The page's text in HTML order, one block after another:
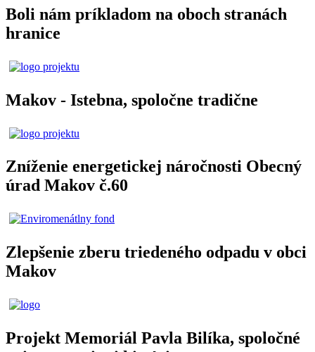
Boli nám príkladom na oboch stranách
hranice
Makov - Istebna, spoločne tradične
Zníženie energetickej náročnosti Obecný
úrad Makov č.60
Zlepšenie zberu triedeného odpadu v obci
Makov
Projekt Memoriál Pavla Bilíka, spoločné